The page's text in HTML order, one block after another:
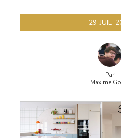
29 JUIL
Par
Maxime